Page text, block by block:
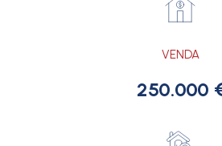
VENDA
250.000